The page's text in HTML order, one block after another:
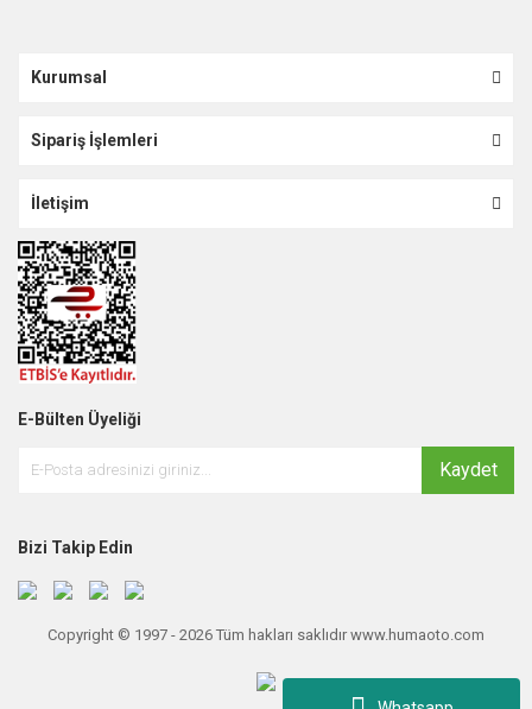
Kurumsal
Sipariş İşlemleri
İletişim
E-Bülten Üyeliği
Kaydet
Bizi Takip Edin
Copyright © 1997 - 2026 Tüm hakları saklıdır www.humaoto.com